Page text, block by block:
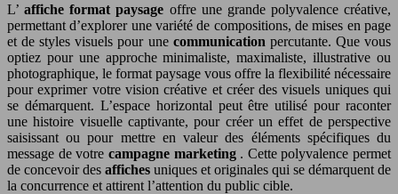
L’affiche format paysage offre une grande polyvalence créative,
permettant d’explorer une variété de compositions, de mises en page
et de styles visuels pour une communication percutante. Que vous
optiez pour une approche minimaliste, maximaliste, illustrative ou
photographique, le format paysage vous offre la flexibilité nécessaire
pour exprimer votre vision créative et créer des visuels uniques qui
se démarquent. L’espace horizontal peut être utilisé pour raconter
une histoire visuelle captivante, pour créer un effet de perspective
saisissant ou pour mettre en valeur des éléments spécifiques du
message de votre campagne marketing . Cette polyvalence permet
de concevoir des affiches uniques et originales qui se démarquent de
la concurrence et attirent l’attention du public cible.